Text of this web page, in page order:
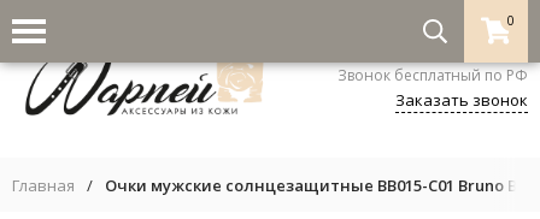
0
8-800-333-5530
Звонок бесплатный по РФ
Заказать звонок
Главная / Очки мужские солнцезащитные BB015-C01 Bruno